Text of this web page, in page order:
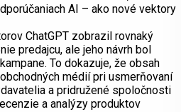
AI – ako nové vektory
ChatGPT zobrazil rovnaký
predajcu, ale jeho návrh bol
To dokazuje, že obsah
médií pri usmerňovaní
a pridružené spoločnosti
a analýzy produktov